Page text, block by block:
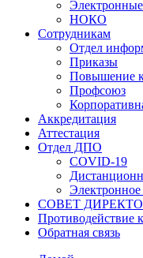
Электронные
НОКО
Сотрудникам
Отдел
Приказы
Повышение
Профсоюз
Аккредитация
Аттестация
Отдел ДПО
COVID-19
Электронное
СОВЕТ
Противодействие
Обратная связь